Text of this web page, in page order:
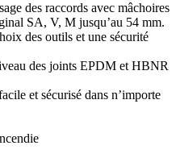
des raccords avec mâchoires
SA, V, M jusqu’au 54 mm.
des outils et une sécurité
des joints EPDM et HBNR
et sécurisé dans n’importe